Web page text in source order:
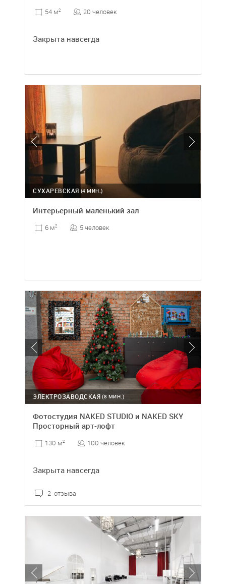
54 м2 20 человек
Закрыта навсегда
(4 МИН.)
СУХАРЕВСКАЯ
Интерьерный маленький зал
6 м2 5 человек
(8 МИН.)
ЭЛЕКТРОЗАВОДСКАЯ
Фотостудия NAKED STUDIO и NAKED SKY
Просторный арт-лофт
130 м2 100 человек
Закрыта навсегда
2 отзыва